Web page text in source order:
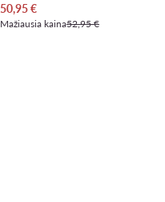
Dabartinė kaina
50,95€
Mažiausia kaina52,95 €